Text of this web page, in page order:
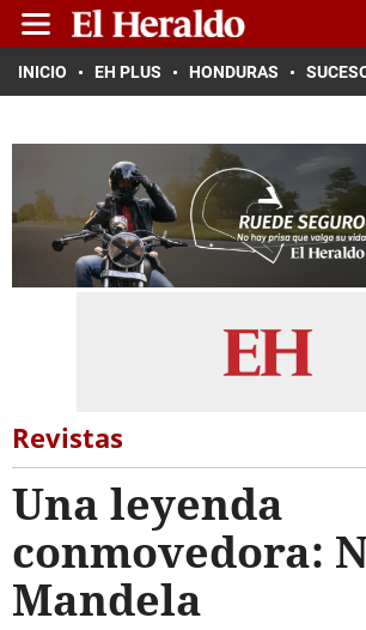
INICIO EH PLUS HONDURAS
Revistas
Una leyenda
conmovedora:
Mandela